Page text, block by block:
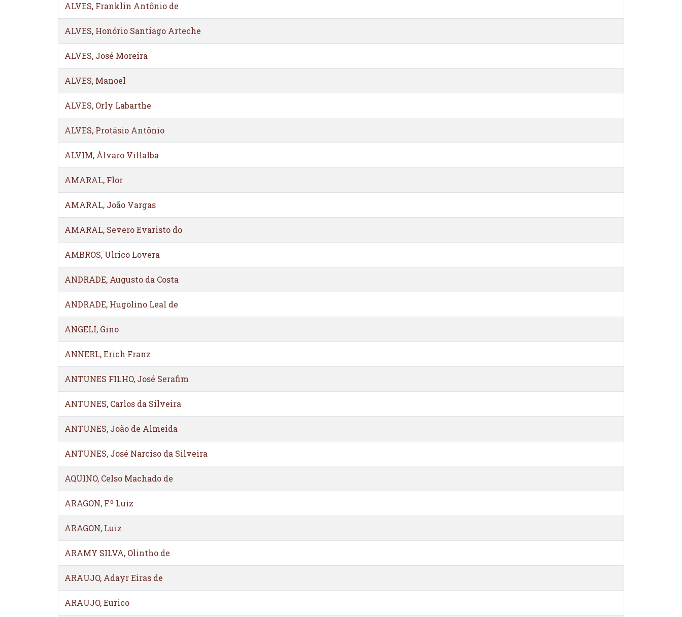
ALVES, Franklin Antônio de
ALVES, Honório Santiago Arteche
ALVES, José Moreira
ALVES, Manoel
ALVES, Orly Labarthe
ALVES, Protásio Antônio
ALVIM, Álvaro Villalba
AMARAL, Flor
AMARAL, João Vargas
AMARAL, Severo Evaristo do
AMBROS, Ulrico Lovera
ANDRADE, Augusto da Costa
ANDRADE, Hugolino Leal de
ANGELI, Gino
ANNERL, Erich Franz
ANTUNES FILHO, José Serafim
ANTUNES, Carlos da Silveira
ANTUNES, João de Almeida
ANTUNES, José Narciso da Silveira
AQUINO, Celso Machado de
ARAGON, F.º Luiz
ARAGON, Luiz
ARAMY SILVA, Olintho de
ARAUJO, Adayr Eiras de
ARAUJO, Eurico